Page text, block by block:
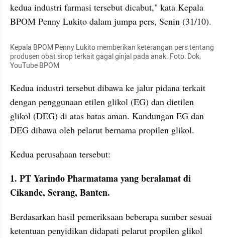
kedua industri farmasi tersebut dicabut," kata Kepala
BPOM Penny Lukito dalam jumpa pers, Senin (31/10).
Kepala BPOM Penny Lukito memberikan keterangan pers tentang
produsen obat sirop terkait gagal ginjal pada anak. Foto: Dok.
YouTube BPOM
Kedua industri tersebut dibawa ke jalur pidana terkait
dengan penggunaan etilen glikol (EG) dan dietilen
glikol (DEG) di atas batas aman. Kandungan EG dan
DEG dibawa oleh pelarut bernama propilen glikol.
Kedua perusahaan tersebut:
1. PT Yarindo Pharmatama yang beralamat di
Cikande, Serang, Banten.
Berdasarkan hasil pemeriksaan beberapa sumber sesuai
ketentuan penyidikan didapati pelarut propilen glikol